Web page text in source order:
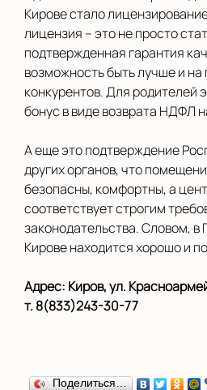
Кирове стало
лицензия – это не просто
подтвержденная гарантия
возможность быть лучше и на
конкурентов. Для родителей
бонус в виде возврата НДФЛ
А еще это подтверждение
других органов, что
безопасны, комфортны, а
соответствует строгим
законодательства. Словом, в
Кирове находится хорошо и
Адрес: Киров, ул.
т. 8(833)243-30-77
Поделиться…